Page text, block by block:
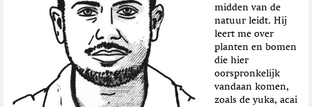
midden van de
natuur leidt. Hij
leert me over
planten en bomen
die hier
oorspronkelijk
vandaan komen,
zoals de yuka, acai